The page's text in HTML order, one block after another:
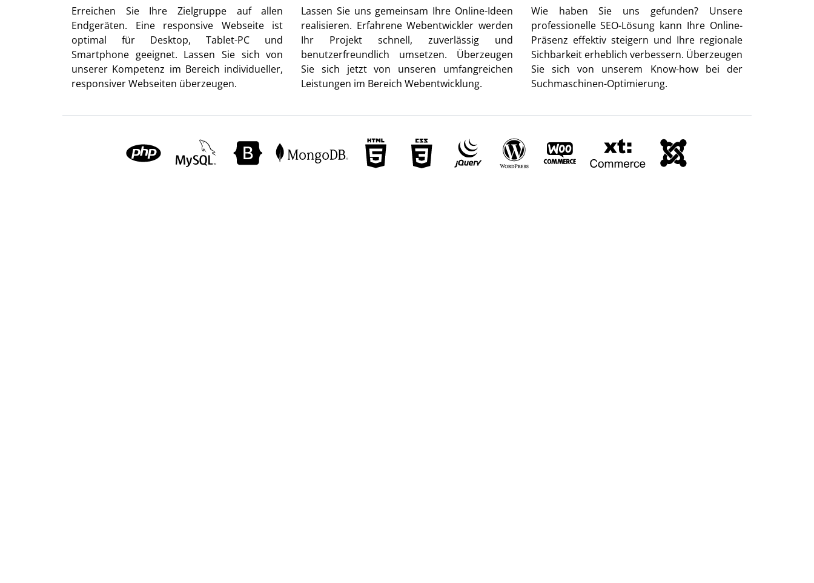
Erreichen Sie Ihre Zielgruppe auf allen
Endgeräten. Eine responsive Webseite ist
optimal für Desktop, Tablet-PC und
Smartphone geeignet. Lassen Sie sich von
unserer Kompetenz im Bereich individueller,
responsiver Webseiten überzeugen.
Lassen Sie uns gemeinsam Ihre Online-Ideen
realisieren. Erfahrene Webentwickler werden
Ihr Projekt schnell, zuverlässig und
benutzerfreundlich umsetzen. Überzeugen
Sie sich jetzt von unseren umfangreichen
Leistungen im Bereich Webentwicklung.
Wie haben Sie uns gefunden? Unsere
professionelle SEO-Lösung kann Ihre Online-
Präsenz effektiv steigern und Ihre regionale
Sichbarkeit erheblich verbessern. Überzeugen
Sie sich von unserem Know-how bei der
Suchmaschinen-Optimierung.